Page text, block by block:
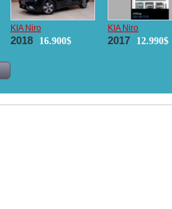
KIA Niro
2018 16.900$
KIA Niro
2017 12.990$